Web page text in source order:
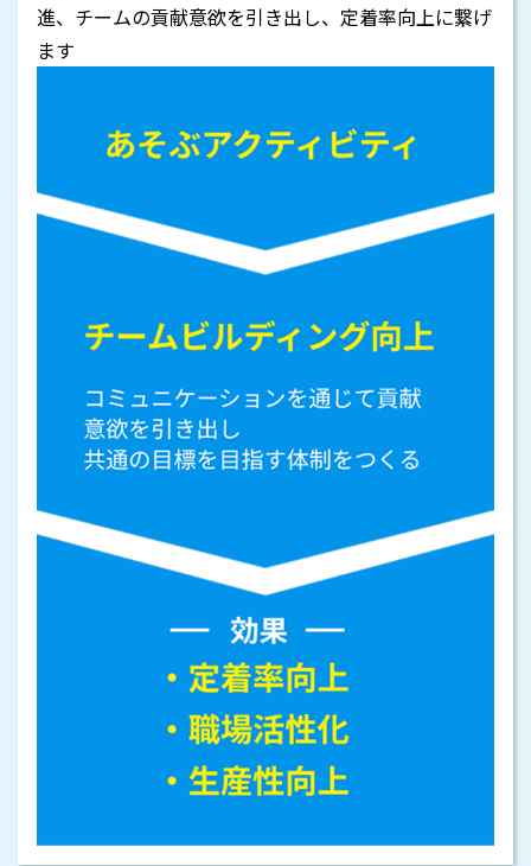
進、チームの貢献意欲を引き出し、定着率向上に繋げ
ます